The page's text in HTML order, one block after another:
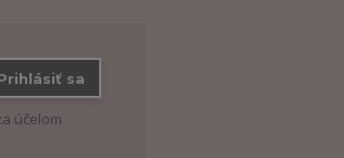
sa
účelom